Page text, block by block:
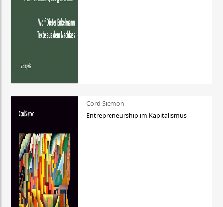
Cord Siemon
Entrepreneurship im Kapitalismus